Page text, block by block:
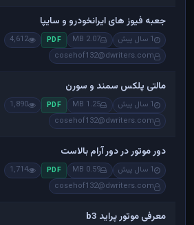
جعبه فیوز های ایرانخودرو و سایپا
1 سال پیش 2.07 MB
PDF
4,612
cosehof132@dwriters.com
مالتی پلکس سمند و سورن
1 سال پیش 1.25 MB
PDF
1,890
cosehof132@dwriters.com
دور موتور در دور آرام بالاست
1 سال پیش 0.59 MB
PDF
1,714
cosehof132@dwriters.com
معرفی موتور پراید b3